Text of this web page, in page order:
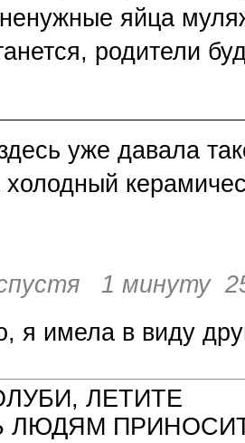
яйца
родители
уже давала
1 минуту
я имела в виду
ЛЕТИТЕ
ЛЮДЯМ